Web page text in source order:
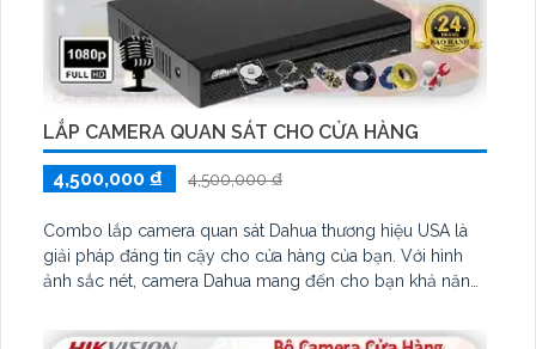
LẮP CAMERA QUAN SÁT CHO CỬA HÀNG
4,500,000 ₫ 4,500,000 ₫
Combo lắp camera quan sát Dahua thương hiệu USA là
giải pháp đáng tin cậy cho cửa hàng của bạn. Với hình
ảnh sắc nét, camera Dahua mang đến cho bạn khả năng
tiến, camera Dahua đáp ứng mọi nhu cầu giám sát của